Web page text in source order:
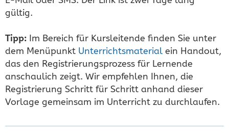
gültig.
Tipp: Im Bereich für Kursleitende finden Sie unter
dem Menüpunkt Unterrichtsmaterial ein Handout,
das den Registrierungsprozess für Lernende
anschaulich zeigt. Wir empfehlen Ihnen, die
Registrierung Schritt für Schritt anhand dieser
Vorlage gemeinsam im Unterricht zu durchlaufen.